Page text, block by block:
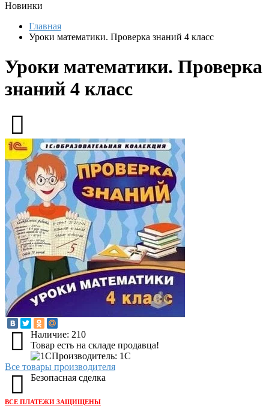
Новинки
Главная
Уроки математики. Проверка знаний 4 класс
Уроки математики. Проверка
знаний 4 класс
Наличие: 210
Товар есть на складе продавца!
Производитель: 1C
Все товары производителя
Безопасная сделка
ВСЕ ПЛАТЕЖИ ЗАЩИЩЕНЫ